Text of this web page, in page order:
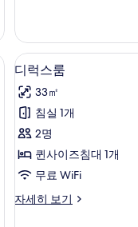
기
자
세
히
보
기
| 객실에서 보이는 전망
디
럭
스
룸
사
진
두
13
디럭스룸
33㎡
침실 1개
2명
퀸사이즈침대 1개
무료 WiFi
자세히 보기
디